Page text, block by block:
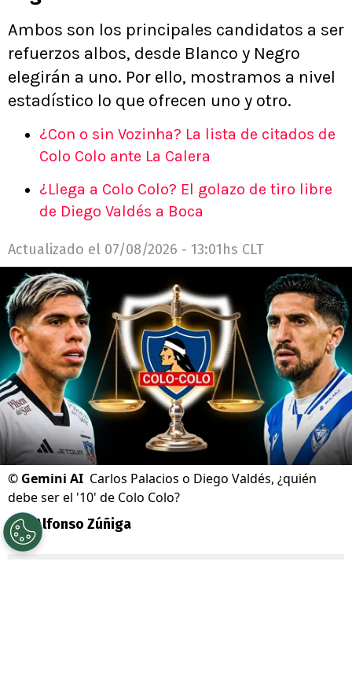
Ambos son los principales candidatos a ser
refuerzos albos, desde Blanco y Negro
elegirán a uno. Por ello, mostramos a nivel
estadístico lo que ofrecen uno y otro.
¿Con o sin Vozinha? La lista de citados de
Colo Colo ante La Calera
¿Llega a Colo Colo? El golazo de tiro libre
de Diego Valdés a Boca
Actualizado el 07/08/2026 - 13:01hs CLT
© Gemini AI Carlos Palacios o Diego Valdés, ¿quién
debe ser el '10' de Colo Colo?
Por Alfonso Zúñiga